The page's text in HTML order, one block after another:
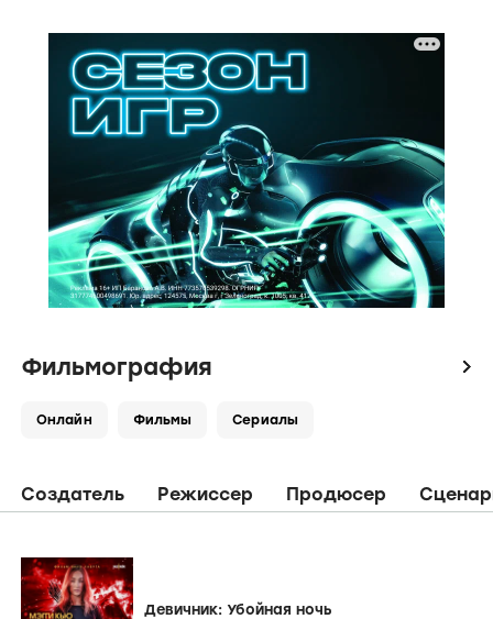
Фильмография icon
Онлайн Фильмы Сериалы
Создатель Режиссер Продюсер
Девичник: Убойная ночь